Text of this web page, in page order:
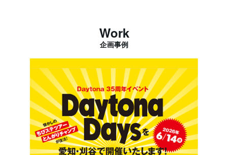
Work
企画事例